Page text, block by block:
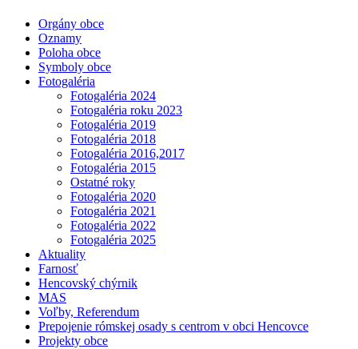
Orgány obce
Oznamy
Poloha obce
Symboly obce
Fotogaléria
Fotogaléria 2024
Fotogaléria roku 2023
Fotogaléria 2019
Fotogaléria 2018
Fotogaléria 2016,2017
Fotogaléria 2015
Ostatné roky
Fotogaléria 2020
Fotogaléria 2021
Fotogaléria 2022
Fotogaléria 2025
Aktuality
Farnosť
Hencovský chýrnik
MAS
Voľby, Referendum
Prepojenie rómskej osady s centrom v obci Hencovce
Projekty obce